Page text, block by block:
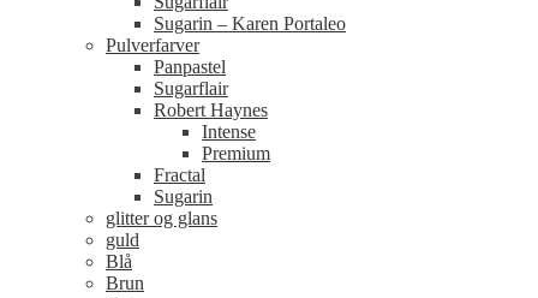
Sugarin – Karen Portaleo
Pulverfarver
Panpastel
Sugarflair
Robert Haynes
Intense
Premium
Fractal
Sugarin
glitter og glans
guld
Blå
Brun